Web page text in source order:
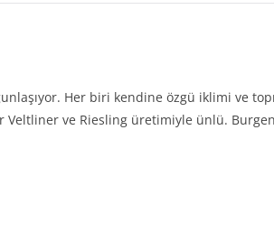
Her biri kendine özgü iklimi ve
ve Riesling üretimiyle ünlü.